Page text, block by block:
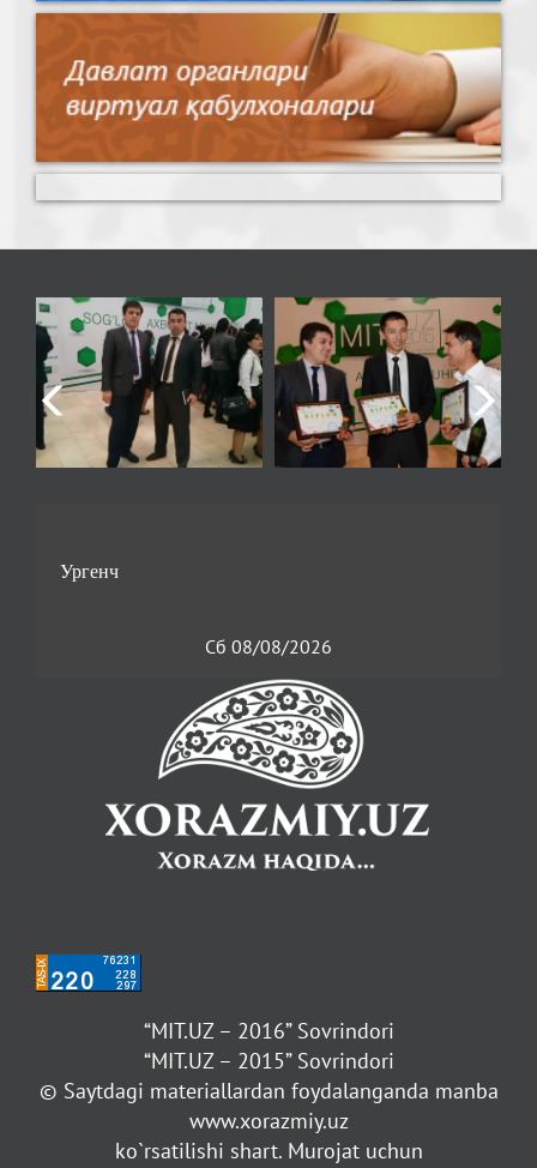
Сб 08/08/2026
“MIT.UZ – 2016” Sovrindori
“MIT.UZ – 2015” Sovrindori
© Saytdagi materiallardan foydalanganda manba
www.xorazmiy.uz
ko`rsatilishi shart. Murojat uchun